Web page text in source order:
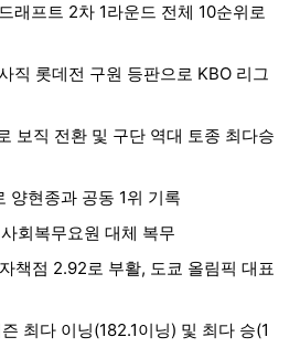
래프트 2차 1라운드 전체 10순위로
직 롯데전 구원 등판으로 KBO 리그
보직 전환 및 구단 역대 토종 최다승
양현종과 공동 1위 기록
회복무요원 대체 복무
책점 2.92로 부활, 도쿄 올림픽 대표
최다 이닝(182.1이닝) 및 최다 승(1